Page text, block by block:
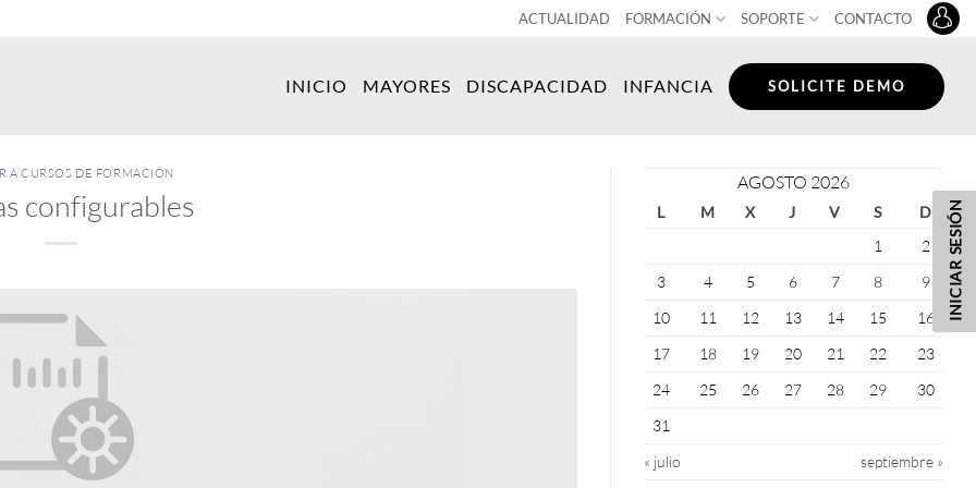
ACTUALIDAD FORMACIÓN SOPORTE CONTACTO
INICIO MAYORES DISCAPACIDAD INFANCIA SOLICITE DEMO
A CURSOS DE FORMACIÓN
configurables
AGOSTO 2026
L M X J V S
D
1
2
3
4 5 6 7 8
9
10
11 12 13 14 15
16
17
18 19 20 21 22
23
24
25 26 27 28 29
30
31
« julio
septiembre »
INICIAR SESIÓN